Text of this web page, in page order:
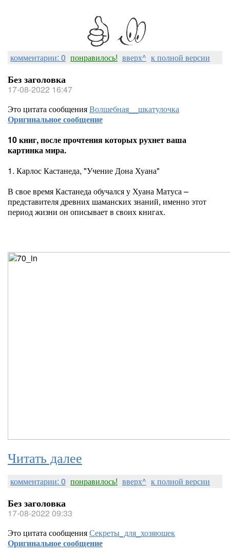
комментарии: 0 понравилось! вверх^ к полной версии
Без заголовка
17-08-2022 16:47
Это цитата сообщенияВолшебная__шкатулочка
Оригинальное сообщение
10 книг, после прочтения которых рухнет ваша
картинка мира.
1. Карлос Кастанеда, "Учение Дона Хуана"
В свое время Кастанеда обучался у Хуана Матуса –
представителя древних шаманских знаний, именно этот
период жизни он описывает в своих книгах.
Читать далее
комментарии: 0 понравилось! вверх^ к полной версии
Без заголовка
17-08-2022 09:33
Это цитата сообщенияСекреты_для_хозяюшек
Оригинальное сообщение